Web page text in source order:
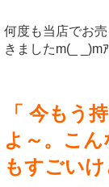
何度も当店でお
きましたm(_ _)m
「 今もう
よ～。こ
もすごいけ